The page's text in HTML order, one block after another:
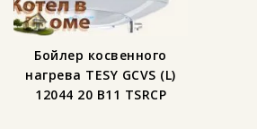
Бойлер косвенного
нагрева TESY GCVS (L)
12044 20 B11 TSRCP